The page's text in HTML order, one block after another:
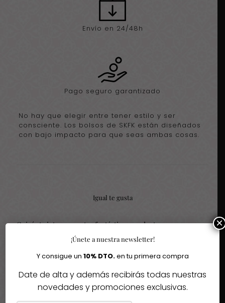
Envío en 24/48h
Pago seguro garantizado
No hay que elegir entre tener estilo y ser
consciente. Los bolsos de SKFK están diseñados
con bajo impacto para que seas ambas cosas.
Igual te gusta
Quizás te interesen estos fantásticos productos
Agotado
¡Únete a nuestra newsletter!
Y consigue un 10% DTO.en tu primera compra
Date de alta y además recibirás todas nuestras
novedades y promociones exclusivas.
×